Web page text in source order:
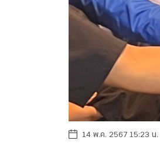
14 พ.ค. 2567 15:23 น.